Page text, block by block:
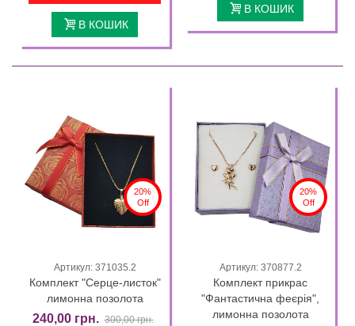
В КОШИК
В КОШИК
20%
Off
Артикул: 371035.2
Комплект "Серце-листок"
лимонна позолота
240,00 грн. 300,00 грн.
20%
Off
Артикул: 370877.2
Комплект прикрас
"Фантастична феєрія",
лимонна позолота